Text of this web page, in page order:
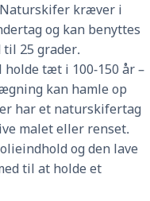
kræver i
og kan benyttes
25 grader.
tæt i 100-150 år –
kan hamle op
har et naturskifertag
malet eller renset.
og den lave
til at holde et